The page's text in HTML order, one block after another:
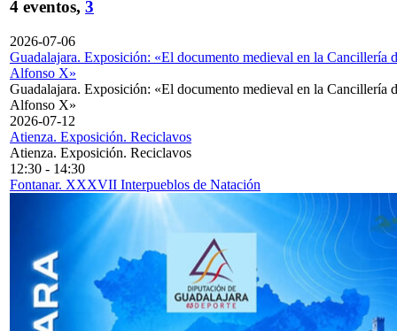
4 eventos, 3
2026-07-06
Guadalajara. Exposición: «El documento medieval en la Cancillería
Alfonso X»
Guadalajara. Exposición: «El documento medieval en la Cancillería
Alfonso X»
2026-07-12
Atienza. Exposición. Reciclavos
Atienza. Exposición. Reciclavos
12:30 - 14:30
Fontanar. XXXVII Interpueblos de Natación